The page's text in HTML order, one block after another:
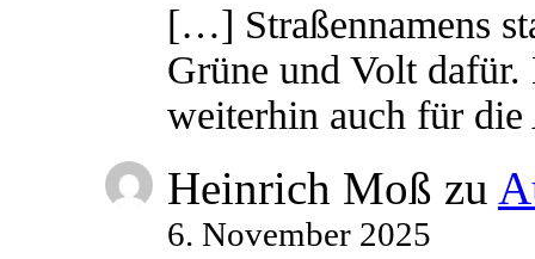
[…] Straßennamens
Grüne und Volt
weiterhin auch für
Heinrich Moß zu
6. November 2025